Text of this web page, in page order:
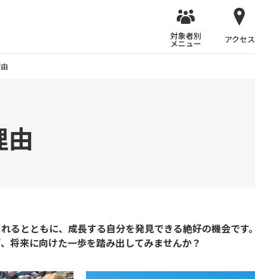
対象者別
メニュー アクセス
るとともに、成長する自分を発見できる絶好の機会です。
将来に向けた一歩を踏み出してみませんか？